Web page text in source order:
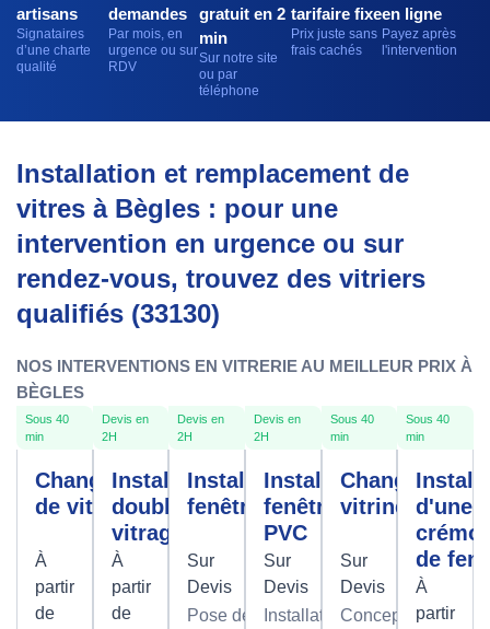
artisans
Signataires
d’une charte
qualité
demandes
Par mois, en
urgence ou sur
RDV
gratuit en 2
min
Sur notre site
ou par
téléphone
tarifaire fixe
Prix juste sans
frais cachés
en ligne
Payez après
l'intervention
Installation et remplacement de
vitres à Bègles : pour une
intervention en urgence ou sur
rendez-vous, trouvez des vitriers
qualifiés (33130)
NOS INTERVENTIONS EN VITRERIE AU MEILLEUR PRIX À
BÈGLES
Sous 40
min
Changement
de vitre
À
partir
de
Devis en
2H
Installation
double
vitrage
À
partir
de
Devis en
2H
Installation
fenêtres
Sur
Devis
Pose de
Devis en
2H
Installation
fenêtre
PVC
Sur
Devis
Installation
Sous 40
min
Changement
vitrine
Sur
Devis
Conception et
Sous 40
min
d'une
de
À
partir